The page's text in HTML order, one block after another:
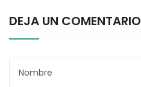
DEJA UN COMENTARIO